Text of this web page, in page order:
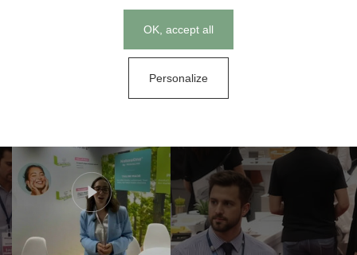
François Montcriol
Cookies management panel
OK, accept all
Personalize